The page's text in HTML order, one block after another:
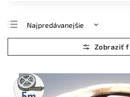
Najpredávanejšie
Najlacnejšie
Najdrahšie
Abecedne
5m
rolka